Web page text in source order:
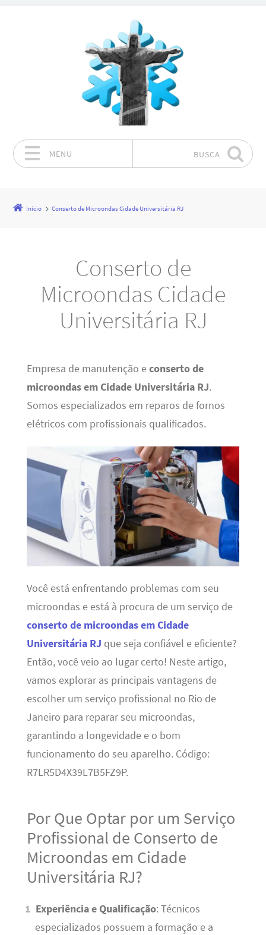
MENU BUSCA
Início Conserto de Microondas Cidade Universitária RJ
Conserto de
Microondas Cidade
Universitária RJ
Empresa de manutenção econserto de
microondas em Cidade Universitária RJ.
Somos especializados em reparos de fornos
elétricos com profissionais qualificados.
Você está enfrentando problemas com seu
microondas e está à procura de um serviço de
conserto de microondas em Cidade
Universitária RJ que seja confiável e eficiente?
Então, você veio ao lugar certo! Neste artigo,
vamos explorar as principais vantagens de
escolher um serviço profissional no Rio de
Janeiro para reparar seu microondas,
garantindo a longevidade e o bom
funcionamento do seu aparelho. Código:
R7LR5D4X39L7B5FZ9P.
Por Que Optar por um Serviço
Profissional de Conserto de
Microondas em Cidade
Universitária RJ?
Experiência e Qualificação: Técnicos
especializados possuem a formação e a